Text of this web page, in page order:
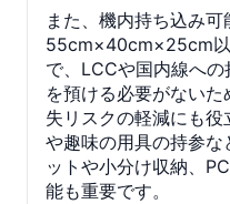
また、機内持ち込み
55cm×40cm×25cm以
で、LCCや国内線へ
を預ける必要がない
失リスクの軽減にも
や趣味の用具の持参
ットや小分け収納、
能も重要です。